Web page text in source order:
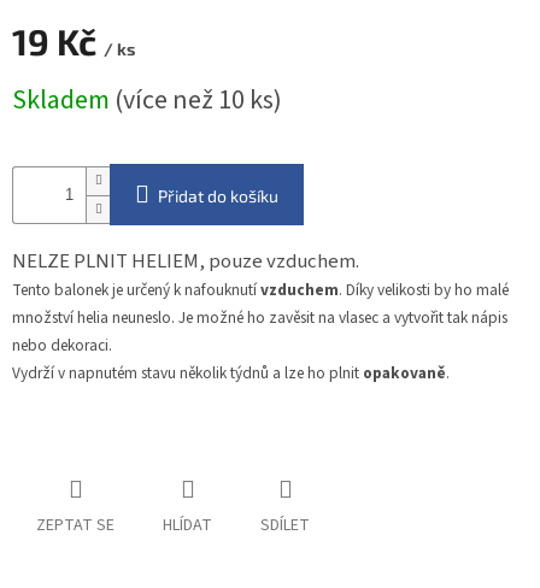
19 Kč / ks
cena:
Skladem (více než 10 ks)
Přidat do košíku
NELZE PLNIT HELIEM, pouze vzduchem.
Tento balonek je určený k nafouknutívzduchem. Díky velikosti by ho malé
množství helia neuneslo. Je možné ho zavěsit na vlasec a vytvořit tak nápis
nebo dekoraci.
Vydrží v napnutém stavu několik týdnů a lze ho plnit opakovaně.
ZEPTAT SE HLÍDAT SDÍLET